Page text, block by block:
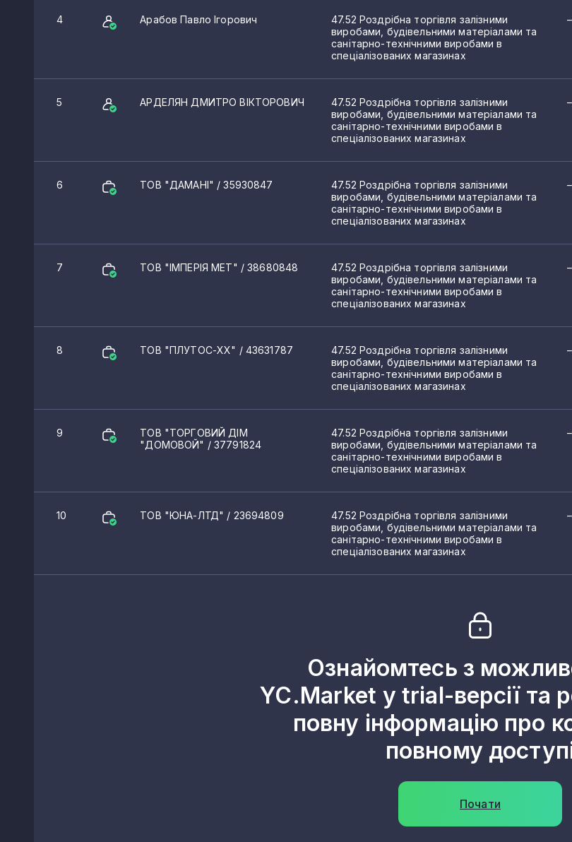
4 Арабов Павло Ігорович
47.52 Роздрібна торгівля залізними
виробами, будівельними матеріалами та
санітарно-технічними виробами в
спеціалізованих магазинах
–
5 АРДЕЛЯН ДМИТРО ВІКТОРОВИЧ
47.52 Роздрібна торгівля залізними
виробами, будівельними матеріалами та
санітарно-технічними виробами в
спеціалізованих магазинах
–
6 ТОВ "ДАМАНІ" / 35930847
47.52 Роздрібна торгівля залізними
виробами, будівельними матеріалами та
санітарно-технічними виробами в
спеціалізованих магазинах
–
7 ТОВ "ІМПЕРІЯ МЕТ" / 38680848
47.52 Роздрібна торгівля залізними
виробами, будівельними матеріалами та
санітарно-технічними виробами в
спеціалізованих магазинах
–
8 ТОВ "ПЛУТОС-ХХ" / 43631787
47.52 Роздрібна торгівля залізними
виробами, будівельними матеріалами та
санітарно-технічними виробами в
спеціалізованих магазинах
–
9
ТОВ "ТОРГОВИЙ ДІМ
"ДОМОВОЙ" / 37791824
47.52 Роздрібна торгівля залізними
виробами, будівельними матеріалами та
санітарно-технічними виробами в
спеціалізованих магазинах
–
10 ТОВ "ЮНА-ЛТД" / 23694809
47.52 Роздрібна торгівля залізними
виробами, будівельними матеріалами та
санітарно-технічними виробами в
спеціалізованих магазинах
–
Ознайомтесь з
YC.Market у trial-версії та
повну інформацію про
повному
Почати